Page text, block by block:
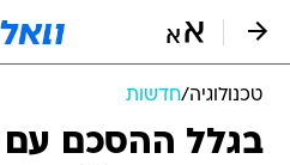
טכנולוגיה/חדשות
בגלל ההסכם עם